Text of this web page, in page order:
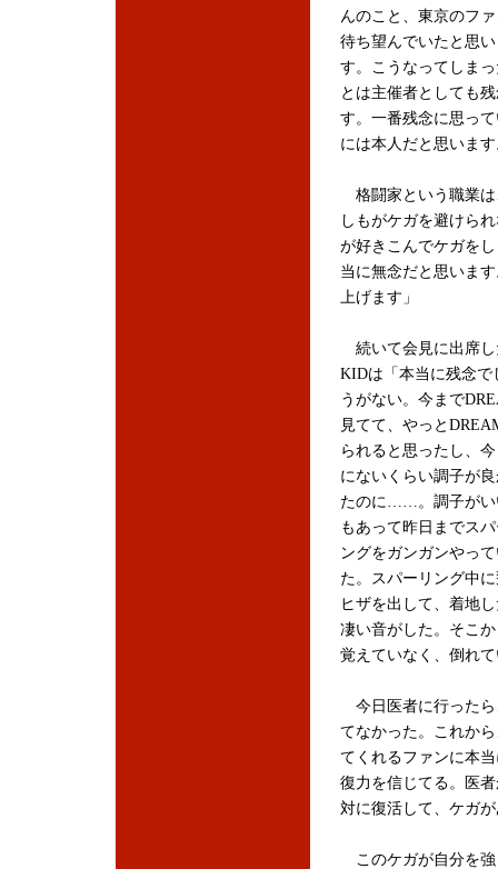
んのこと、東京のフ
待ち望んでいたと思
す。こうなってしま
とは主催者としても
す。一番残念に思っ
には本人だと思いま
格闘家という職業は
しもがケガを避けら
が好きこんでケガを
当に無念だと思いま
上げます」
続いて会見に出席し
KIDは「本当に残念で
うがない。今まで
見てて、やっと
られると思ったし、
にないくらい調子が
たのに……。調子がい
もあって昨日までス
ングをガンガンやっ
た。スパーリング中
ヒザを出して、着地
凄い音がした。そこ
覚えていなく、倒れ
今日医者に行ったら
てなかった。これか
てくれるファンに本
復力を信じてる。医
対に復活して、ケガ
このケガが自分を強